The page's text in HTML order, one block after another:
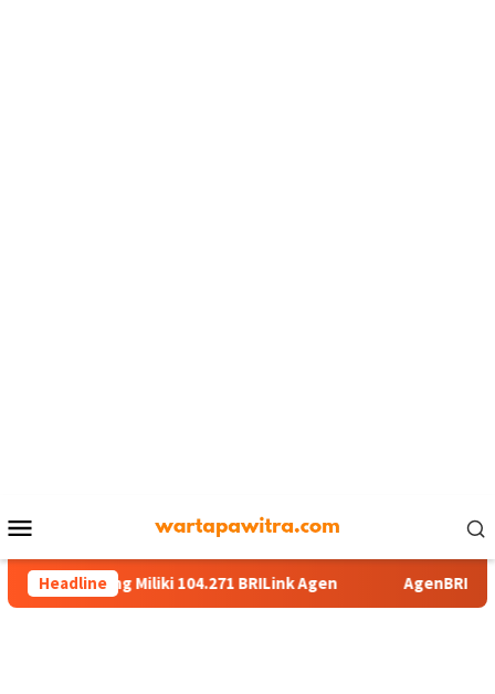
Mobile
Headline
13 Malang Miliki 104.271 BRILink Agen AgenBRILink